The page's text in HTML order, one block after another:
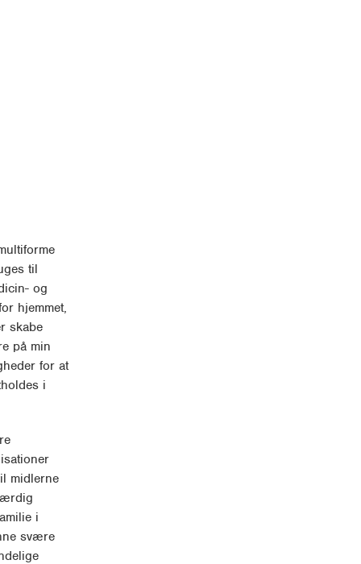
til
og
hjemmet,
skabe
på min
for at
i
midlerne
i
svære